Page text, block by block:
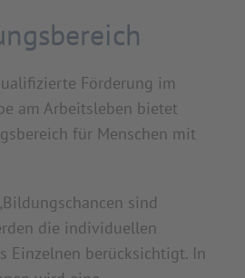
Förderung im
am Arbeitsleben bietet
für Menschen mit
sind
die individuellen
Einzelnen berücksichtigt. In